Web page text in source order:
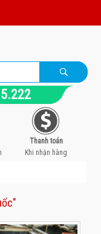
Thanh toán
Khi nhận hàng